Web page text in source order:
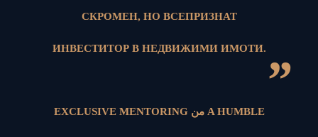
СКРОМЕН, НО ВСЕПРИЗНАТ
ИНВЕСТИТОР В НЕДВИЖИМИ ИМОТИ.
”
EXCLUSIVE MENTORING من A HUMBLE